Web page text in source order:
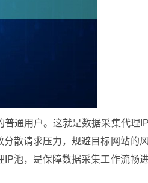
通用户。这就是数据采集代理IP
散请求压力，规避目标网站的
池，是保障数据采集工作流畅进